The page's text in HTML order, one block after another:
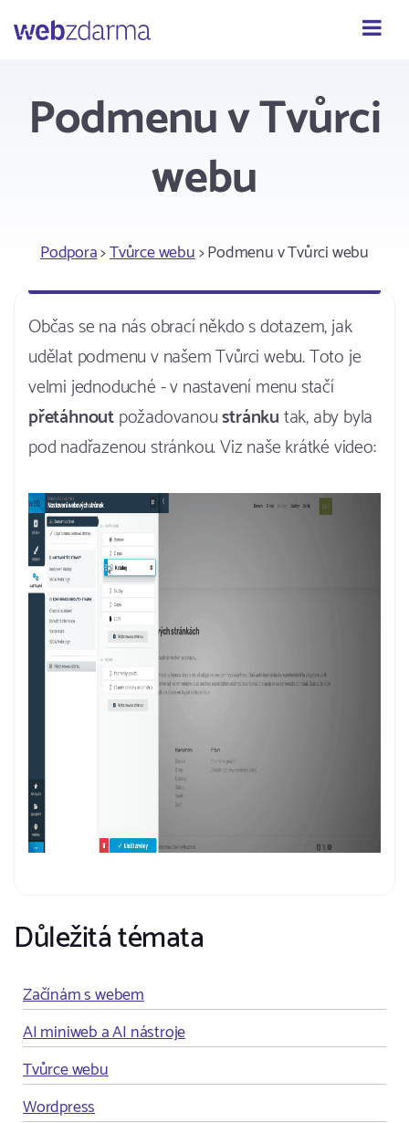
Podmenu v Tvůrci
webu
Podpora>Tvůrce webu> Podmenu v Tvůrci webu
Občas se na nás obrací někdo s dotazem, jak
udělat podmenu v našem Tvůrci webu. Toto je
velmi jednoduché - v nastavení menu stačí
přetáhnoutpožadovanoustránkutak, aby byla
pod nadřazenou stránkou. Viz naše krátké video:
Důležitá témata
Začínám s webem
AI miniweb a AI nástroje
Tvůrce webu
Wordpress